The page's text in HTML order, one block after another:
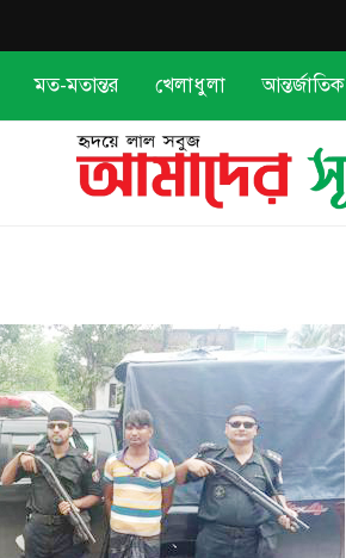
মত-মতান্তর খেলাধুলা আন্তর্জাতিক